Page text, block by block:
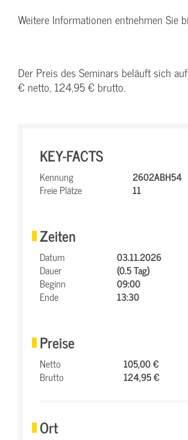
Weitere Informationen entnehmen Sie
Der Preis des Seminars beläuft sich
€ netto, 124,95 € brutto.
KEY-FACTS
Kennung
2602ABH54
Freie Plätze
11
Zeiten
Datum
03.11.2026
Dauer
(0.5 Tag)
Beginn
09:00
Ende
13:30
Preise
Netto
105,00 €
Brutto
124,95 €
Ort